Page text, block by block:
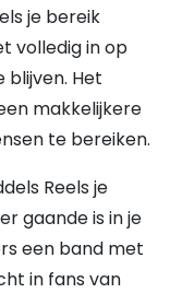
je bereik
volledig in op
blijven. Het
makkelijkere
te bereiken.
Reels je
gaande is in je
een band met
in fans van